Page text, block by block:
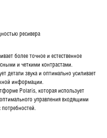
ресивера
более точное и естественное
и четкими контрастами.
детали звука и оптимально усиливает
информации.
Polaris, которая использует
управления входящими
потребностей.